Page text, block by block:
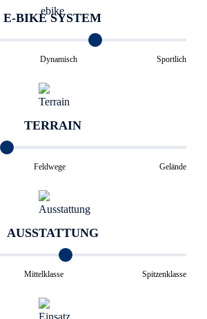
E-BIKE SYSTEM
Dynamisch Sportlich
TERRAIN
Feldwege Gelände
AUSSTATTUNG
Mittelklasse Spitzenklasse